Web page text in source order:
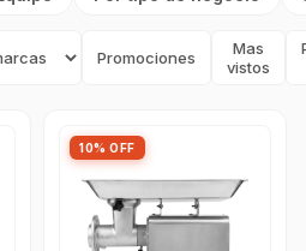
Promociones
Mas
vistos
10% OFF